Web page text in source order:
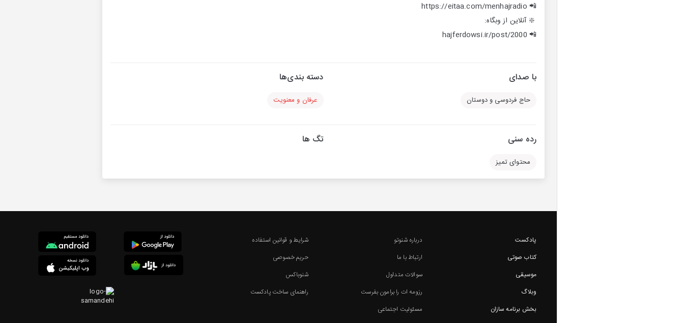
📲 https://eitaa.com/menhajradio
❇️ آنلاین از وبگاه:
📲 hajferdowsi.ir/post/2000‌
با صدای
حاج فردوسی و دوستان
دسته بندی‌ها
عرفان و معنویت
رده سنی
محتوای تمیز
تگ ها
پادکست
کتاب صوتی
موسیقی
وبلاگ
بخش برنامه سازان
درباره شنوتو
ارتباط با ما
سوالات متداول
رزومه ات را برامون بفرست
مسئولیت اجتماعی
شرایط و قوانین استفاده
حریم خصوصی
شنوباکس
راهنمای ساخت پادکست